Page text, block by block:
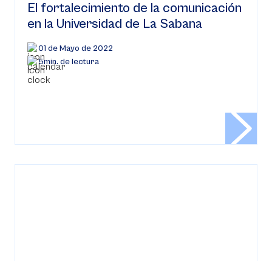
El fortalecimiento de la comunicación
en la Universidad de La Sabana
01 de Mayo de 2022
5min. de lectura